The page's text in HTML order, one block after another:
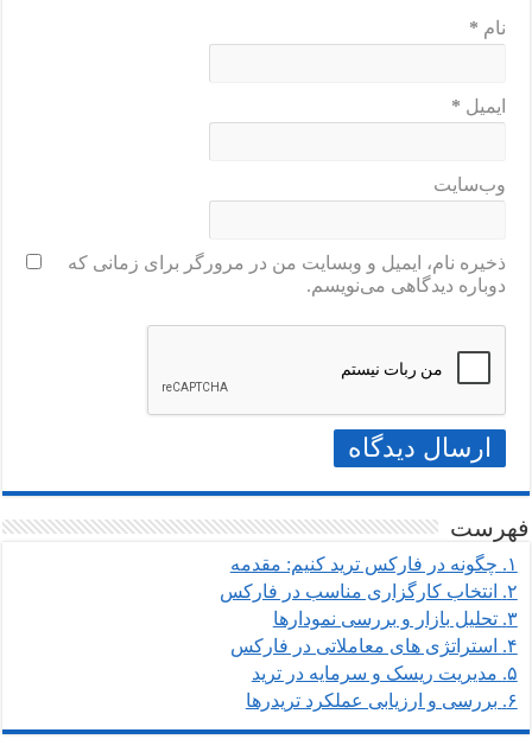
نام *
ایمیل *
وب‌سایت
ذخیره نام، ایمیل و وبسایت من در مرورگر برای زمانی که
دوباره دیدگاهی می‌نویسم.
فهرست
۱.
چگونه در فارکس ترید کنیم: مقدمه
۲.
انتخاب کارگزاری مناسب در فارکس
۳. تحلیل بازار و بررسی نمودارها
۴.
استراتژی های معاملاتی در فارکس
۵. مدیریت ریسک و سرمایه در ترید
۶.
بررسی و ارزیابی عملکرد تریدرها